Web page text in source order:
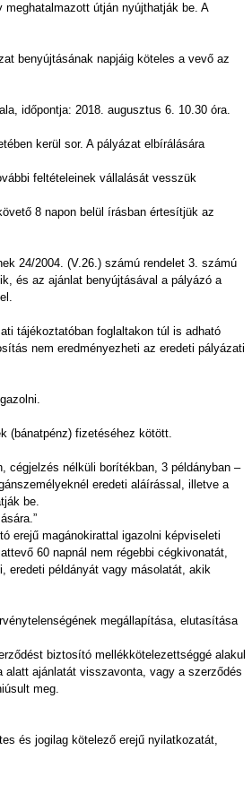
útján nyújthatják be. A
benyújtásának napjáig köteles a vevő az
időpontja: 2018. augusztus 6. 10.30 óra.
kerül sor. A pályázat elbírálására
feltételeinek vállalását vesszük
8 napon belül írásban értesítjük az
24/2004. (V.26.) számú rendelet 3. számú
és az ajánlat benyújtásával a pályázó a
tájékoztatóban foglaltakon túl is adható
nem eredményezheti az eredeti pályázati
(bánatpénz) fizetéséhez kötött.
cégjelzés nélküli borítékban, 3 példányban –
eredeti aláírással, illetve a
be.
erejű magánokirattal igazolni képviseleti
60 napnál nem régebbi cégkivonatát,
eredeti példányát vagy másolatát, akik
megállapítása, elutasítása
biztosító mellékkötelezettséggé alakul
ajánlatát visszavonta, vagy a szerződés
meg.
és jogilag kötelező erejű nyilatkozatát,